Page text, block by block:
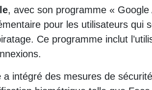
, avec son programme «
pour les utilisateurs qui
Ce programme inclut
a intégré des mesures de